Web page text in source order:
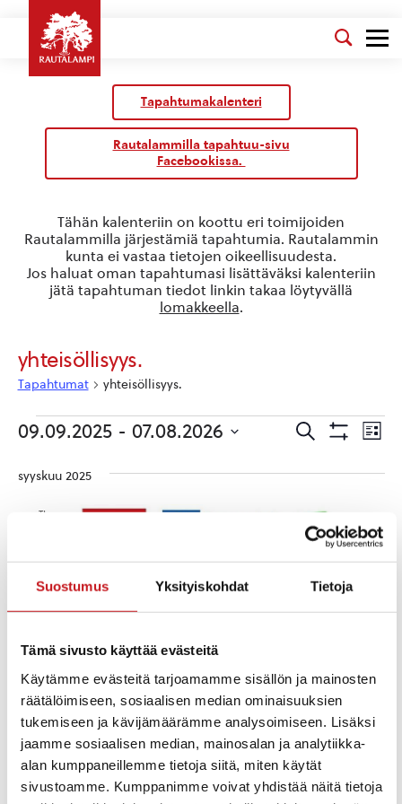
Suostumus Yksityiskohdat Tietoja
Tämä sivusto käyttää evästeitä
Käytämme evästeitä tarjoamamme sisällön ja mainosten
räätälöimiseen, sosiaalisen median ominaisuuksien
tukemiseen ja kävijämäärämme analysoimiseen. Lisäksi
jaamme sosiaalisen median, mainosalan ja analytiikka-
alan kumppaneillemme tietoja siitä, miten käytät
sivustoamme. Kumppanimme voivat yhdistää näitä tietoja
Tapahtumakalenteri
Rautalammilla tapahtuu-sivu
Facebookissa.
yhteisöllisyys.
Tapahtumat yhteisöllisyys.
Tapahtumat
aja
navigointi
Etsi
Lista
09.09.2025 - 07.08.2026
päivä.
syyskuu 2025
TI
Tähän kalenteriin on koottu eri toimijoiden
Rautalammilla järjestämiä tapahtumia. Rautalammin
kunta ei vastaa tietojen oikeellisuudesta.
Jos haluat oman tapahtumasi lisättäväksi kalenteriin
jätä tapahtuman tiedot linkin takaa löytyvällä
lomakkeella.